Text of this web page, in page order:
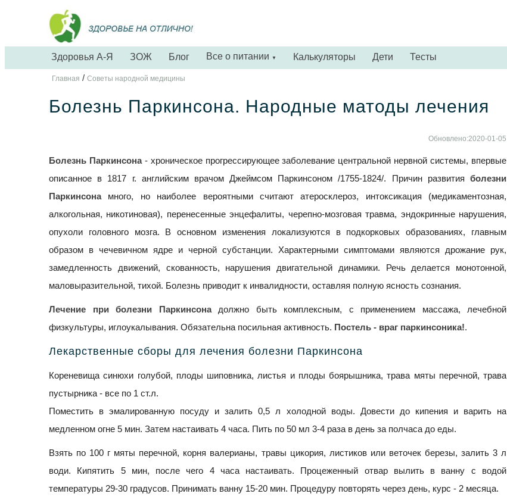
Здоровья А-Я ЗОЖ Блог Все о питании ▼ Калькуляторы Дети Тесты
Главная / Советы народной медицины
Болезнь Паркинсона. Народные матоды лечения
Обновлено:2020-01-05
Болезнь Паркинсона- хроническое прогрессирующее заболевание центральной нервной системы, впервые
описанное в 1817 г. английским врачом Джеймсом Паркинсоном /1755-1824/. Причин развития болезни
Паркинсонамного, но наиболее вероятными считают атеросклероз, интоксикация (медикаментозная,
алкогольная, никотиновая), перенесенные энцефалиты, черепно-мозговая травма, эндокринные нарушения,
опухоли головного мозга. В основном изменения локализуются в подкорковых образованиях, главным
образом в чечевичном ядре и черной субстанции. Характерными симптомами являются дрожание рук,
замедленность движений, скованность, нарушения двигательной динамики. Речь делается монотонной,
маловыразительной, тихой. Болезнь приводит к инвалидности, оставляя полную ясность сознания.
Лечение при болезни Паркинсонадолжно быть комплексным, с применением массажа, лечебной
физкультуры, иглоукалывания. Обязательна посильная активность. Постель - враг паркинсоника!.
Лекарственные сборы для лечения болезни Паркинсона
Кореневища синюхи голубой, плоды шиповника, листья и плоды боярышника, трава мяты перечной, трава
пустырника - все по 1 ст.л.
Поместить в эмалированную посуду и залить 0,5 л холодной воды. Довести до кипения и варить на
медленном огне 5 мин. Затем настаивать 4 часа. Пить по 50 мл 3-4 раза в день за полчаса до еды.
Взять по 100 г мяты перечной, корня валерианы, травы цикория, листиков или веточек березы, залить 3 л
води. Кипятить 5 мин, после чего 4 часа настаивать. Процеженный отвар вылить в ванну с водой
температуры 29-30 градусов. Принимать ванну 15-20 мин. Процедуру повторять через день, курс - 2 месяца.